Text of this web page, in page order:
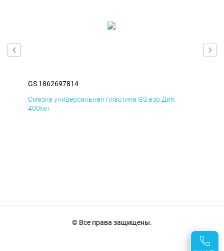
GS 1862697814
Смазка универсальная пластика GS аэр ДиК
400мл
© Все права защищены.